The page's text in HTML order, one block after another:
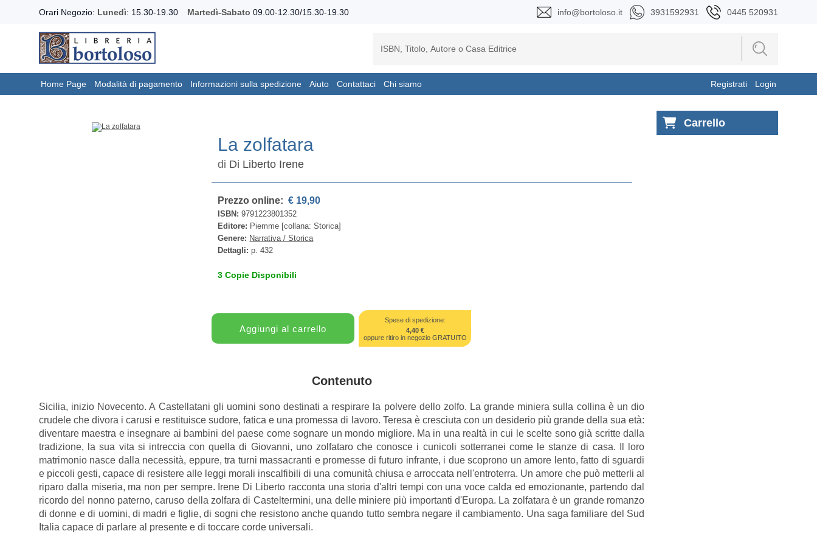
Orari Negozio: Lunedì: 15.30-19.30 Martedì-Sabato 09.00-12.30/15.30-19.30 info@bortoloso.it 3931592931 0445 520931
Home Page Modalità di pagamento Informazioni sulla spedizione Aiuto Contattaci Chi siamo Registrati Login
La zolfatara
di Di Liberto Irene
Prezzo online: € 19,90
ISBN:9791223801352
Editore: Piemme [collana: Storica]
Genere: Narrativa / Storica
Dettagli:p. 432
3 Copie Disponibili
Spese di spedizione:
4,40 €
oppure ritiro in negozio GRATUITO
Contenuto
Sicilia, inizio Novecento. A Castellatani gli uomini sono destinati a respirare la polvere dello zolfo. La grande miniera sulla collina è un dio
crudele che divora i carusi e restituisce sudore, fatica e una promessa di lavoro. Teresa è cresciuta con un desiderio più grande della sua età:
diventare maestra e insegnare ai bambini del paese come sognare un mondo migliore. Ma in una realtà in cui le scelte sono già scritte dalla
tradizione, la sua vita si intreccia con quella di Giovanni, uno zolfataro che conosce i cunicoli sotterranei come le stanze di casa. Il loro
matrimonio nasce dalla necessità, eppure, tra turni massacranti e promesse di futuro infrante, i due scoprono un amore lento, fatto di sguardi
e piccoli gesti, capace di resistere alle leggi morali inscalfibili di una comunità chiusa e arroccata nell'entroterra. Un amore che può metterli al
riparo dalla miseria, ma non per sempre. Irene Di Liberto racconta una storia d'altri tempi con una voce calda ed emozionante, partendo dal
ricordo del nonno paterno, caruso della zolfara di Casteltermini, una delle miniere più importanti d'Europa. La zolfatara è un grande romanzo
di donne e di uomini, di madri e figlie, di sogni che resistono anche quando tutto sembra negare il cambiamento. Una saga familiare del Sud
Italia capace di parlare al presente e di toccare corde universali.
Carrello